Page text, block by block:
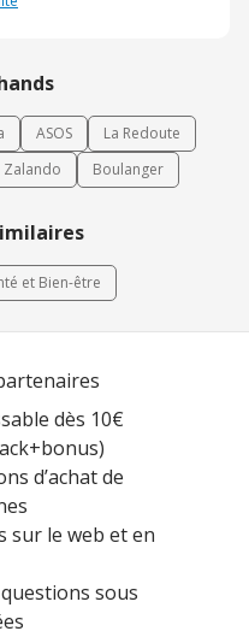
ASOS
La Redoute
Zalando Boulanger
et Bien-être
dès 10€
d’achat de
sur le web et en
sous